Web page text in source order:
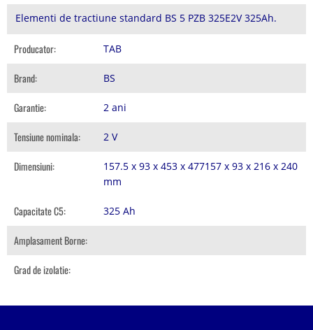
Elementi de tractiune standard BS 5 PZB 325E2V 325Ah.
Producator: TAB
Brand: BS
Garantie: 2 ani
Tensiune nominala: 2 V
Dimensiuni:
157.5 x 93 x 453 x 477157 x 93 x 216 x 240
mm
Capacitate C5: 325 Ah
Amplasament Borne:
Grad de izolatie: